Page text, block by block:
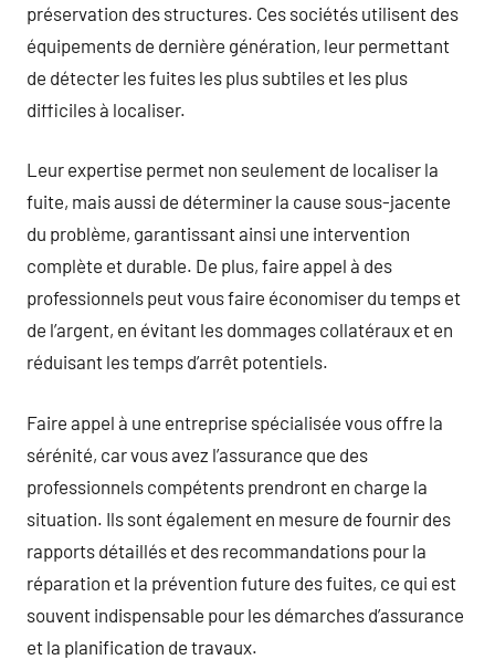
préservation des structures. Ces sociétés utilisent des
équipements de dernière génération, leur permettant
de détecter les fuites les plus subtiles et les plus
difficiles à localiser.
Leur expertise permet non seulement de localiser la
fuite, mais aussi de déterminer la cause sous-jacente
du problème, garantissant ainsi une intervention
complète et durable. De plus, faire appel à des
professionnels peut vous faire économiser du temps et
de l’argent, en évitant les dommages collatéraux et en
réduisant les temps d’arrêt potentiels.
Faire appel à une entreprise spécialisée vous offre la
sérénité, car vous avez l’assurance que des
professionnels compétents prendront en charge la
situation. Ils sont également en mesure de fournir des
rapports détaillés et des recommandations pour la
réparation et la prévention future des fuites, ce qui est
souvent indispensable pour les démarches d’assurance
et la planification de travaux.